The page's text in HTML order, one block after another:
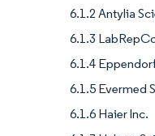
6.1.2 Antylia
6.1.3
6.1.4
6.1.5 Evermed
6.1.6 Haier lnc.